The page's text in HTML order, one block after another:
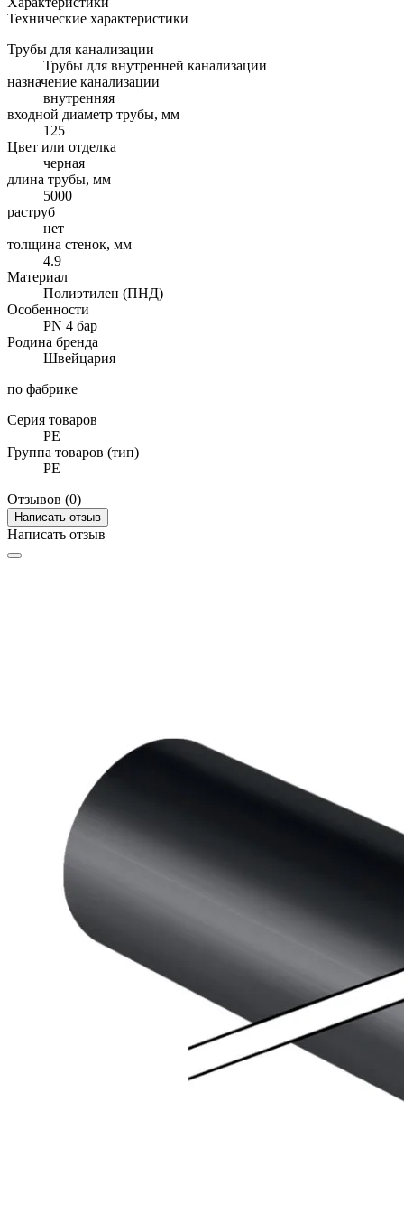
Технические характеристики
Трубы для канализации
Трубы для внутренней канализации
назначение канализации
внутренняя
входной диаметр трубы, мм
125
Цвет или отделка
черная
длина трубы, мм
5000
раструб
нет
толщина стенок, мм
4.9
Материал
Полиэтилен (ПНД)
Особенности
PN 4 бар
Родина бренда
Швейцария
по фабрике
Серия товаров
PE
Группа товаров (тип)
PE
Отзывов (0)
Написать отзыв
Написать отзыв